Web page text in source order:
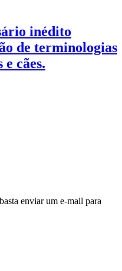
inédito
de terminologias
cães.
enviar um e-mail para